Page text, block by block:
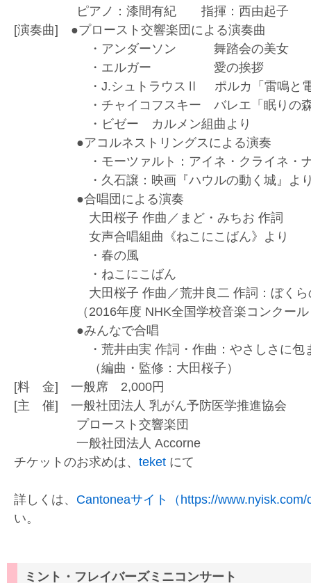
ピアノ：漆間有紀 指揮：西由起子
[演奏曲] ●プロースト交響楽団による演奏曲
・アンダーソン 舞踏会の美女
・エルガー 愛の挨拶
・J.シュトラウスⅡ ポルカ「雷鳴と電
・チャイコフスキー バレエ「眠りの森の
・ビゼー カルメン組曲より
●アコルネストリングスによる演奏
・モーツァルト：アイネ・クライネ・ナハ
・久石譲：映画『ハウルの動く城』より「
●合唱団による演奏
大田桜子 作曲／まど・みちお 作詞
女声合唱組曲《ねこにこばん》より
・春の風
・ねこにこばん
大田桜子 作曲／荒井良二 作詞：ぼくら
（2016年度 NHK全国学校音楽コンクール
●みんなで合唱
・荒井由実 作詞・作曲：やさしさに包ま
（編曲・監修：大田桜子）
[料 金] 一般席 2,000円
[主 催] 一般社団法人 乳がん予防医学推進協会
プロースト交響楽団
一般社団法人 Accorne
チケットのお求めは、 teket にて
詳しくは、 Cantoneaサイト（https://
い。
ミント・フレイバーズミニコンサート